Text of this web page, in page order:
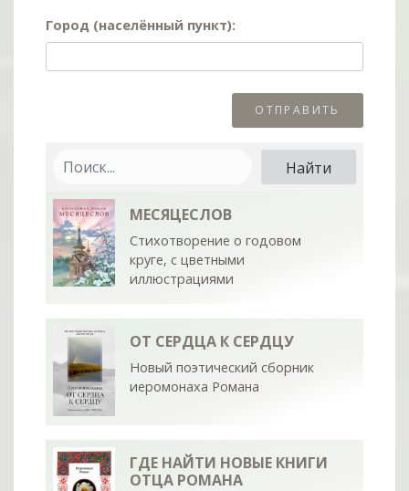
Город (населённый пункт):
МЕСЯЦЕСЛОВ
Стихотворение о годовом
круге, с цветными
иллюстрациями
ОТ СЕРДЦА К СЕРДЦУ
Новый поэтический сборник
иеромонаха Романа
ГДЕ НАЙТИ НОВЫЕ КНИГИ
ОТЦА РОМАНА